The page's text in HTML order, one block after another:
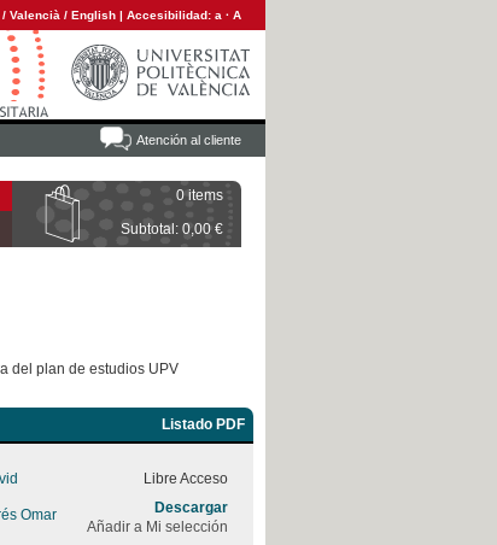
/ Valencià / English | Accesibilidad: a · A
Atención al cliente
0 items
Subtotal: 0,00 €
del plan de estudios UPV
Listado PDF
Omar
Libre Acceso
Descargar
Añadir a Mi selección